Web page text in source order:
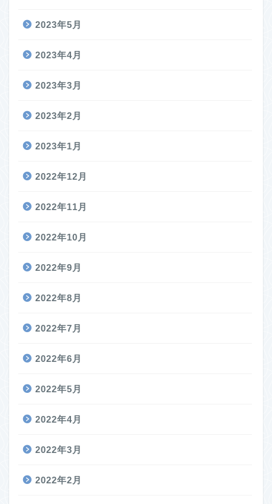
2023年5月
2023年4月
2023年3月
2023年2月
2023年1月
2022年12月
2022年11月
2022年10月
2022年9月
2022年8月
2022年7月
2022年6月
2022年5月
2022年4月
2022年3月
2022年2月